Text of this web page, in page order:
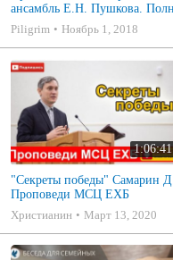
ансамбль Е.Н. Пушкова.
собрание
Piligrim Ноябрь 1, 2018
1:06:41
"Секреты победы" Самарин Д.В.
Проповеди МСЦ ЕХБ
Христианин
Март 13, 2020